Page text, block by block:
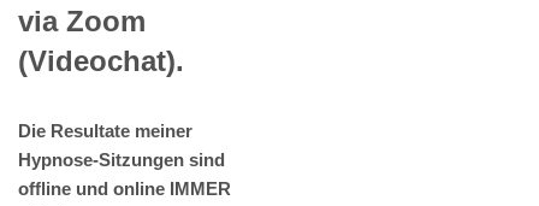
via Zoom
(Videochat).
Die Resultate meiner
Hypnose-Sitzungen sind
offline und online IMMER